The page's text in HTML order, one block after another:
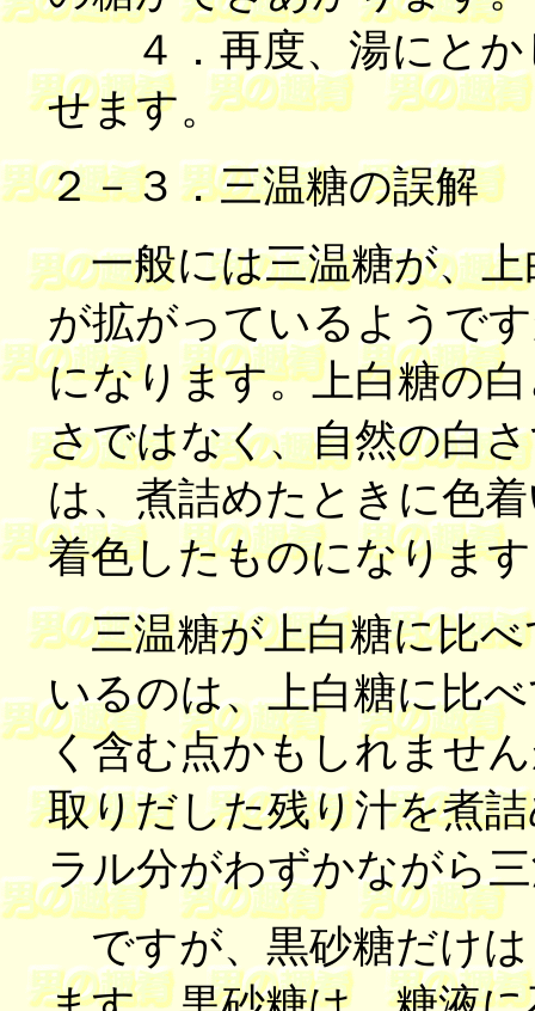
４．再度、湯にとか
せます。
２－３．三温糖の誤解
一般には三温糖が、上
が拡がっているようで
になります。上白糖の
さではなく、自然の白
は、煮詰めたときに色
着色したものになりま
三温糖が上白糖に比べ
いるのは、上白糖に比
く含む点かもしれませ
取りだした残り汁を煮
ラル分がわずかながら
ですが、黒砂糖だけ